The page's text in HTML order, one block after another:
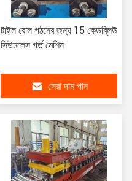
টাইল রোল গঠনের জন্য 15 কেডব্লিউ
সিউমলেস গর্ত মেশিন
সেরা দাম পান